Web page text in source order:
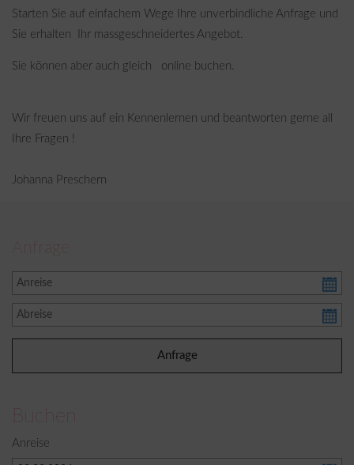
Starten Sie auf einfachem Wege Ihre unverbindliche Anfrage und
Sie erhalten Ihr massgeschneidertes Angebot.
Sie können aber auch gleich online buchen.
Wir freuen uns auf ein Kennenlernen und beantworten gerne all
Ihre Fragen !
Johanna Preschern
Anfrage
Buchen
Anreise